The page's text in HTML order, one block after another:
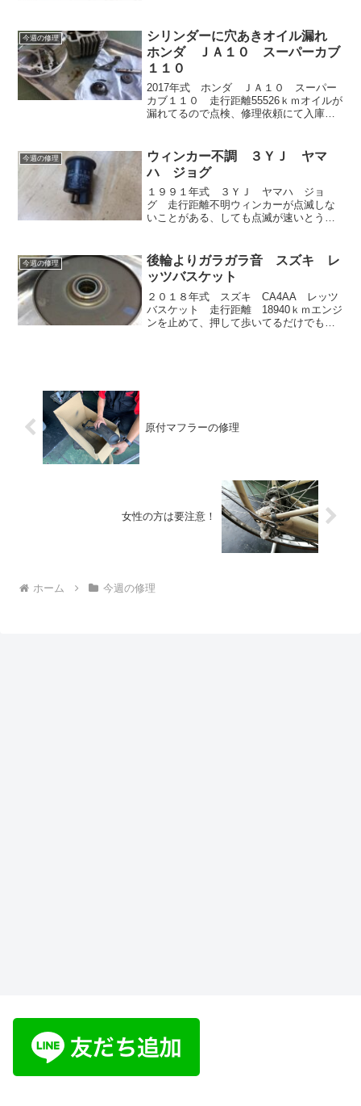
リン...
今週の修理
シリンダーに穴あきオイル漏れ
ホンダ ＪＡ１０ スーパーカブ
１１０
2017年式 ホンダ ＪＡ１０ スーパー
カブ１１０ 走行距離55526ｋｍオイルが
漏れてるので点検、修理依頼にて入庫。
に落ちてきます。外装を外して点検する
と、シリンダー...
今週の修理
ウィンカー不調 ３ＹＪ ヤマ
ハ ジョグ
１９９１年式 ３ＹＪ ヤマハ ジョ
グ 走行距離不明ウィンカーが点滅しな
いことがある、しても点滅が速いとう訴
直後も要充電状態なので、交換してみ
た。しかし点滅は、速いまま。...
今週の修理
後輪よりガラガラ音 スズキ レ
ッツバスケット
２０１８年式 スズキ CA4AA レッツ
バスケット 走行距離 18940ｋｍエンジ
ンを止めて、押して歩いてるだけでも後
原付マフラーの修理
女性の方は要注意！
ホーム 今週の修理